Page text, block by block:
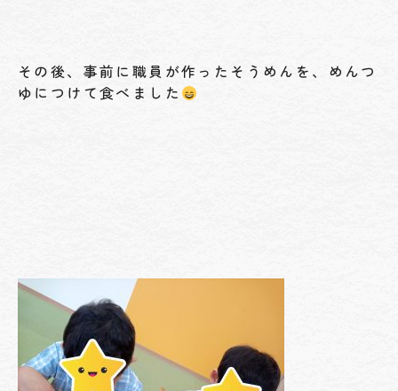
その後、事前に職員が作ったそうめんを、めんつ
ゆにつけて食べました